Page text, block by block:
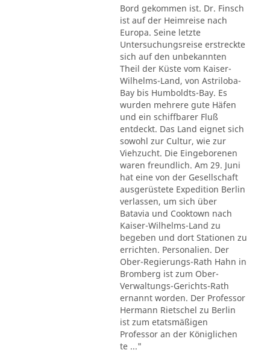
Bord gekommen ist. Dr. Finsch
ist auf der Heimreise nach
Europa. Seine letzte
Untersuchungsreise erstreckte
sich auf den unbekannten
Theil der Küste vom Kaiser-
Wilhelms-Land, von Astriloba-
Bay bis Humboldts-Bay. Es
wurden mehrere gute Häfen
und ein schiffbarer Fluß
entdeckt. Das Land eignet sich
sowohl zur Cultur, wie zur
Viehzucht. Die Eingeborenen
waren freundlich. Am 29. Juni
hat eine von der Gesellschaft
ausgerüstete Expedition Berlin
verlassen, um sich über
Batavia und Cooktown nach
Kaiser-Wilhelms-Land zu
begeben und dort Stationen zu
errichten. Personalien. Der
Ober-Regierungs-Rath Hahn in
Bromberg ist zum Ober-
Verwaltungs-Gerichts-Rath
ernannt worden. Der Professor
Hermann Rietschel zu Berlin
ist zum etatsmäßigen
Professor an der Königlichen
te ..."